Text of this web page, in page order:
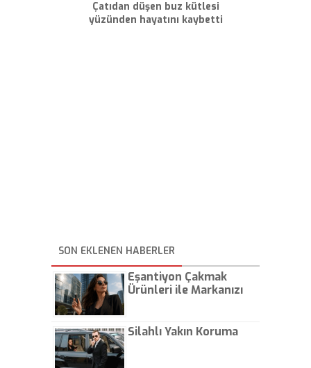
Çatıdan düşen buz kütlesi
yüzünden hayatını kaybetti
SON EKLENEN HABERLER
Eşantiyon Çakmak
Ürünleri ile Markanızı
Silahlı Yakın Koruma